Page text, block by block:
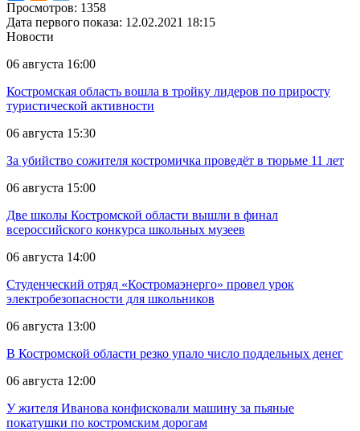
Просмотров: 1358
Дата первого показа: 12.02.2021 18:15
Новости
06 августа 16:00
Костромская область вошла в тройку лидеров по приросту
туристической активности
06 августа 15:30
За убийство сожителя костромичка проведёт в тюрьме 11 лет
06 августа 15:00
Две школы Костромской области вышли в финал
всероссийского конкурса школьных музеев
06 августа 14:00
Студенческий отряд «Костромаэнерго» провел урок
электробезопасности для школьников
06 августа 13:00
В Костромской области резко упало число поддельных денег
06 августа 12:00
У жителя Иванова конфисковали машину за пьяные
покатушки по костромским дорогам